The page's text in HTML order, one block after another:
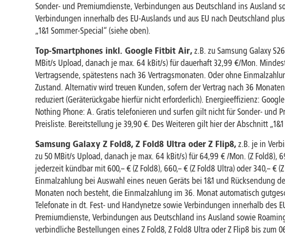
Sonder- und Premiumdienste, Verbindungen aus Deutschland ins Ausland
Verbindungen innerhalb des EU-Auslands und aus EU nach Deutschland
„1&1 Sommer-Special“ (siehe oben).
Top-Smartphones inkl. Google Fitbit Air,z.B. zu Samsung Galaxy
MBit/s Upload, danach je max. 64 kBit/s) für dauerhaft 32,99 €/Mon.
Vertragsende, spätestens nach 36 Vertragsmonaten. Oder ohne
Zustand. Alternativ wird treuen Kunden, sofern der Vertrag nach 36
reduziert (Geräterückgabe hierfür nicht erforderlich). Energieeffizienz:
Nothing Phone: A. Gratis telefonieren und surfen gilt nicht für Sonder- und
Preisliste. Bereitstellung je 39,90 €. Des Weiteren gilt hier der Abschnitt
Samsung Galaxy Z Fold8, Z Fold8 Ultra oder Z Flip8,z.B. je in
zu 50 MBit/s Upload, danach je max. 64 kBit/s) für 64,99 € /Mon. (Z
jederzeit kündbar mit 600,– € (Z Fold8), 660,– € (Z Fold8 Ultra) oder 340,–
Einmalzahlung bei Auswahl eines neuen Geräts bei 1&1 und
Monaten noch besteht, die Einmalzahlung im 36. Monat automatisch
Telefonate in dt. Fest- und Handynetze sowie Verbindungen innerhalb des
Premiumdienste, Verbindungen aus Deutschland ins Ausland sowie
verbindliche Bestellungen eines Z Fold8, Z Fold8 Ultra oder Z Flip8 bis